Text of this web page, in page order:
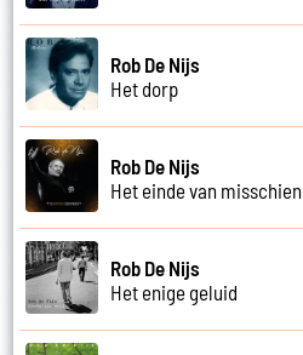
Rob De Nijs
Het dorp
Rob De Nijs
Het einde van misschien
Rob De Nijs
Het enige geluid